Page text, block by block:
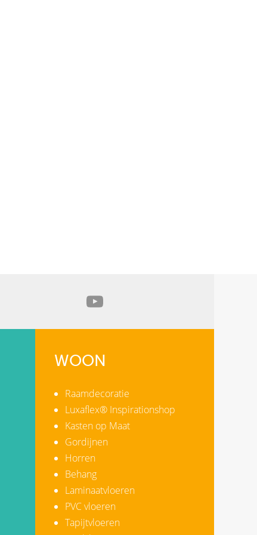
WOON
Raamdecoratie
Luxaflex® Inspirationshop
Kasten op Maat
Gordijnen
Horren
Behang
Laminaatvloeren
PVC vloeren
Tapijtvloeren